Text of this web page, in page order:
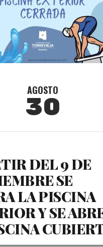
AGOSTO
30
DEL 9 DE
SE
LA PISCINA
Y SE